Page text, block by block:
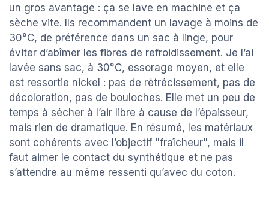
un gros avantage : ça se lave en machine et ça
sèche vite. Ils recommandent un lavage à moins de
30°C, de préférence dans un sac à linge, pour
éviter d’abîmer les fibres de refroidissement. Je l’ai
lavée sans sac, à 30°C, essorage moyen, et elle
est ressortie nickel : pas de rétrécissement, pas de
décoloration, pas de bouloches. Elle met un peu de
temps à sécher à l’air libre à cause de l’épaisseur,
mais rien de dramatique. En résumé, les matériaux
sont cohérents avec l’objectif "fraîcheur", mais il
faut aimer le contact du synthétique et ne pas
s’attendre au même ressenti qu’avec du coton.